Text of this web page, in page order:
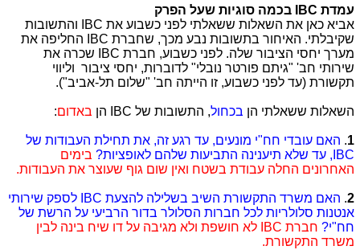
עמדת IBC בכמה סוגיות שעל הפרק
אביא כאן את השאלות ששאלתי לפני כשבוע את IBC והתשובות
שקיבלתי. האיחור בתשובות נבע מכך, שחברת IBC החליפה את
מערך יחסי הציבור שלה. לפני כשבוע, חברת IBC שכרה א
ת
שירותי חב' "גיתם פורטר נובלי" לדוברות, יחסי ציבור וליווי
תקשורת (עד לפני כשבוע, זו הייתה חב' "שלום תל-אביב").
השאלות ששאלתי הן בכחול, התשובות של IBC הן באדום:
1
. האם עובדי חח"י מונעים, עד רגע זה, את תחילת העבודות של
IBC , עד שלא תיענינה התביעות שלהם לאופציות? בימים
האחרונים החלה עבודת בשטח ואין שום גוף שעוצר את העבודות.
2
. האם משרד התקשורת השיב בשלילה להצעת IBC לספק שירותי
אנטנות סלולריות לכל חברות הסלולר בדור הרביעי על הרשת של
חח"י? חברת IBC לא חושפת ולא מגיבה על דו שיח בינה לבין
משרד התקשורת.